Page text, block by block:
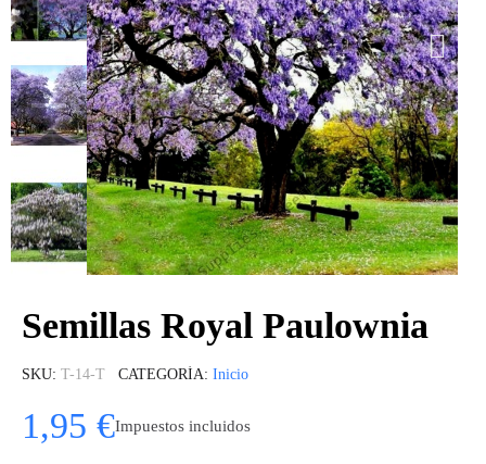
Semillas Royal Paulownia
SKU T-14-T CATEGORÍA Inicio
1,95 €Impuestos incluidos